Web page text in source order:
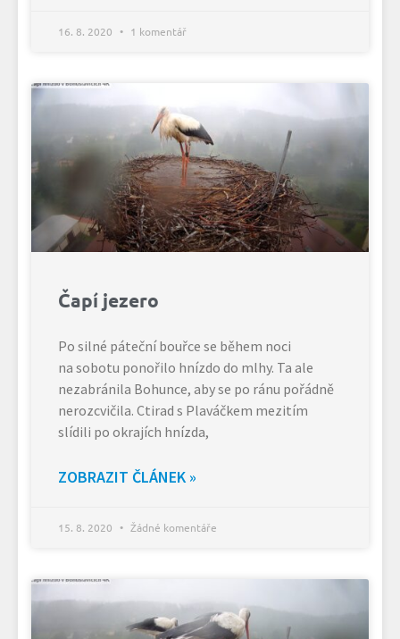
16. 8. 2020 1 komentář
Čapí jezero
Po silné páteční bouřce se během noci
na sobotu ponořilo hnízdo do mlhy. Ta ale
nezabránila Bohunce, aby se po ránu pořádně
nerozcvičila. Ctirad s Plaváčkem mezitím
slídili po okrajích hnízda,
ZOBRAZIT ČLÁNEK »
15. 8. 2020 Žádné komentáře